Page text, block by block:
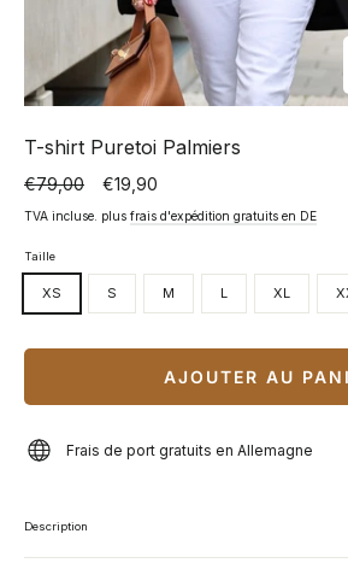
T-shirt Puretoi Palmiers
Prix
normal
€79,00
Prix
spécial
€19,90
TVA incluse. plus frais d'expédition gratuits en DE
Taille
XS S M L XL
AJOUTER AU
Frais de port gratuits en Allemagne
Description